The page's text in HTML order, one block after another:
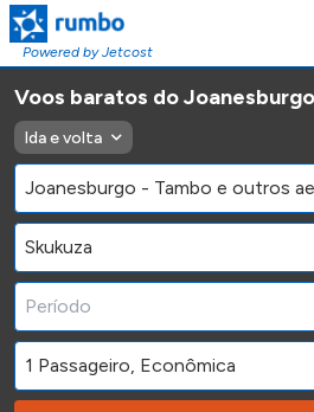
Powered by Jetcost
Voos baratos do
Ida e volta